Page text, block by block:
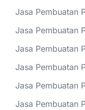
Jasa Pembuatan
Jasa Pembuatan
Jasa Pembuatan
Jasa Pembuatan
Jasa Pembuatan
Jasa Pembuatan